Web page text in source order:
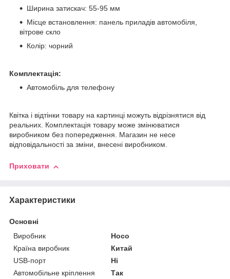
Ширина затискач: 55-95 мм
Місце встановлення: панель приладів автомобіля,
вітрове скло
Колір: чорний
Комплектація:
Автомобіль для телефону
Квітка і відтінки товару на картинці можуть відрізнятися від
реальних. Комплектація товару може змінюватися
виробником без попередження. Магазин не несе
відповідальності за зміни, внесені виробником.
Приховати
Характеристики
Основні
Виробник
Hoco
Країна виробник
Китай
USB-порт
Ні
Автомобільне кріплення
Так